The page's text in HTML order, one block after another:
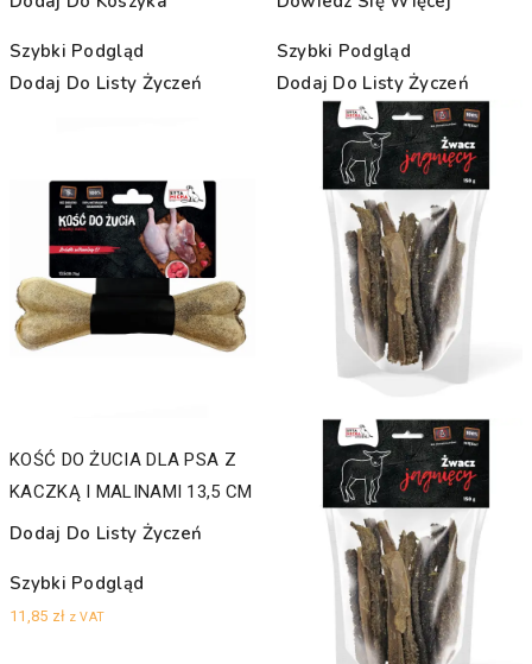
Szybki Podgląd
Dodaj Do Listy Życzeń
KOŚĆ DO ŻUCIA DLA PSA Z
KACZKĄ I MALINAMI 13,5 CM
Dodaj Do Listy Życzeń
Szybki Podgląd
11,85 zł z VAT
Szybki Podgląd
Dodaj Do Listy Życzeń